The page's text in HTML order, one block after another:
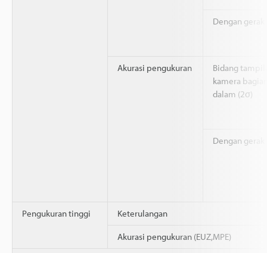
Dengan gerak
Akurasi pengukuran
Bidang
kamera
dalam (2σ)
Dengan gerak
Pengukuran tinggi Keterulangan
Akurasi pengukuran (EUZ,MPE)